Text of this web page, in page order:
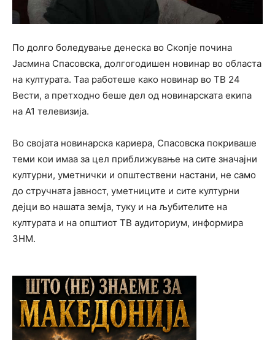
По долго боледување денеска во Скопје почина
Јасмина Спасовска, долгогодишен новинар во областа
на културата. Таа работеше како новинар во ТВ 24
Вести, а претходно беше дел од новинарската екипа
на А1 телевизија.
Во својата новинарска кариера, Спасовска покриваше
теми кои имаа за цел приближување на сите значајни
културни, уметнички и општествени настани, не само
до стручната јавност, уметниците и сите културни
дејци во нашата земја, туку и на љубителите на
културата и на општиот ТВ аудиториум, информира
ЗНМ.